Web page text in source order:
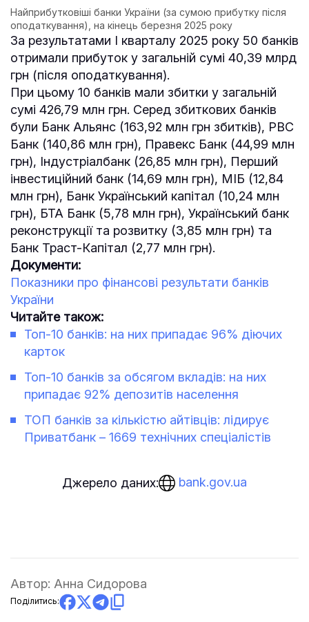
Найприбутковіші банки України (за сумою прибутку після
оподаткування), на кінець березня 2025 року
За результатами І кварталу 2025 року 50 банків
отримали прибуток у загальній сумі 40,39 млрд
грн (після оподаткування).
При цьому 10 банків мали збитки у загальній
сумі 426,79 млн грн. Серед збиткових банків
були Банк Альянс (163,92 млн грн збитків), РВС
Банк (140,86 млн грн), Правекс Банк (44,99 млн
грн), Індустріалбанк (26,85 млн грн), Перший
інвестиційний банк (14,69 млн грн), МІБ (12,84
млн грн), Банк Український капітал (10,24 млн
грн), БТА Банк (5,78 млн грн), Український банк
реконструкції та розвитку (3,85 млн грн) та
Банк Траст-Капітал (2,77 млн грн).
Документи:
Показники про фінансові результати банків
України
Читайте також:
Топ-10 банків: на них припадає 96% діючих
карток
Топ-10 банків за обсягом вкладів: на них
припадає 92% депозитів населення
ТОП банків за кількістю айтівців: лідирує
Приватбанк – 1669 технічних спеціалістів
Джерело даних: bank.gov.ua
Автор: Анна Сидорова
Поділитись: